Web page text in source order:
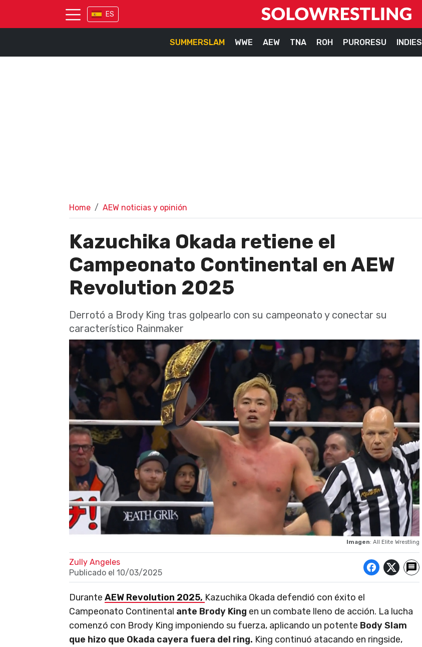
ES
SUMMERSLAM WWE AEW TNA ROH PURORESU INDIES
Home AEW noticias y opinión
Kazuchika Okada retiene el
Campeonato Continental en AEW
Revolution 2025
Derrotó a Brody King tras golpearlo con su campeonato y conectar su
característico Rainmaker
Imagen: All Elite Wrestling
Zully Angeles
Publicado el 10/03/2025
Durante AEW Revolution 2025, Kazuchika Okada defendió con éxito el
Campeonato Continental ante Brody King en un combate lleno de acción. La lucha
comenzó con Brody King imponiendo su fuerza, aplicando un potente Body Slam
que hizo que Okada cayera fuera del ring. King continuó atacando en ringside,